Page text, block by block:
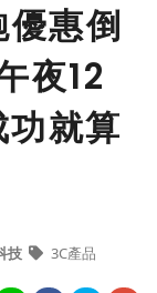
惠倒
夜12
就算
技 3C產品